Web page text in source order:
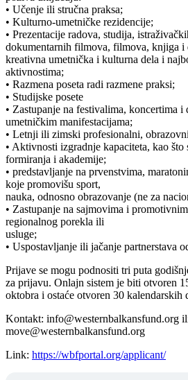
• Učenje ili stručna praksa;
• Kulturno-umetničke rezidencije;
• Prezentacije radova, studija,
dokumentarnih filmova, filmova, knjiga i
kreativna umetnička i kulturna dela i
aktivnostima;
• Razmena poseta radi razmene praksi;
• Studijske posete
• Zastupanje na festivalima, koncertima
umetničkim manifestacijama;
• Letnji ili zimski profesionalni,
• Aktivnosti izgradnje kapaciteta, kao što
formiranja i akademije;
• predstavljanje na prvenstvima,
koje promovišu sport,
nauka, odnosno obrazovanje (ne za
• Zastupanje na sajmovima i
regionalnog porekla ili
usluge;
• Uspostavljanje ili jačanje partnerstava
Prijave se mogu podnositi tri puta
za prijavu. Onlajn sistem je biti otvoren
oktobra i ostaće otvoren 30 kalendarskih
Kontakt: info@westernbalkansfund.org
move@westernbalkansfund.org
Link: https://wbfportal.org/applicant/